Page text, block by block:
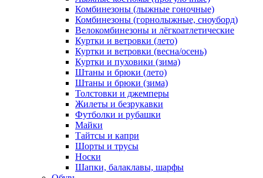
Комбинезоны (лыжные гоночные)
Комбинезоны (горнолыжные, сноуборд)
Велокомбинезоны и лёгкоатлетические
Куртки и ветровки (лето)
Куртки и ветровки (весна/осень)
Куртки и пуховики (зима)
Штаны и брюки (лето)
Штаны и брюки (зима)
Толстовки и джемперы
Жилеты и безрукавки
Футболки и рубашки
Майки
Тайтсы и капри
Шорты и трусы
Носки
Шапки, балаклавы, шарфы